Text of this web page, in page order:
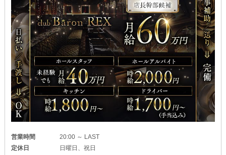
営業時間
20:00 ～ LAST
定休日
日曜日、祝日